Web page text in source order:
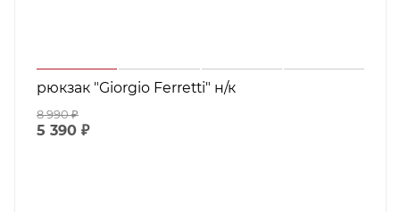
рюкзак "Giorgio Ferretti" н/к
8 990₽
5 390 ₽